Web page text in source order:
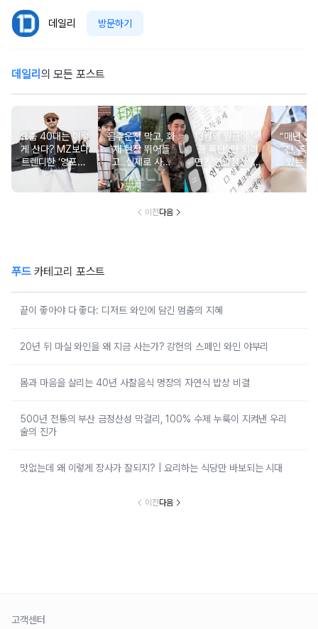
데일리 방문하기
데일리 의 모든 포스트
요즘 40대는 이렇
게 산다? MZ보다
트렌디한 ‘영포티’
분석
음주운전 막고, 화
재 현장 뛰어들
고..실제로 사람
구한 연예인 10
13월의 월급이 '세
금 폭탄' 안 되려
면? '연말정산' 핵
심 꿀팁 A to Z
“매년 받
진, 혹시
있는 건
요?”
이전다음
푸드카테고리 포스트
끝이 좋아야 다 좋다: 디저트 와인에 담긴 멈춤의 지혜
20년 뒤 마실 와인을 왜 지금 사는가? 강헌의 스페인 와인 야부리
몸과 마음을 살리는 40년 사찰음식 명장의 자연식 밥상 비결
500년 전통의 부산 금정산성 막걸리, 100% 수제 누룩이 지켜낸 우리
술의 진가
맛없는데 왜 이렇게 장사가 잘되지? | 요리하는 식당만 바보되는 시대
이전다음
고객센터